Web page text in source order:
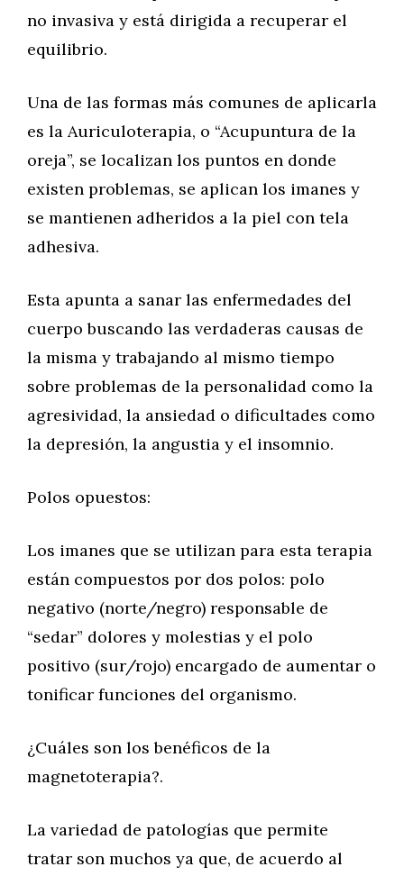
no invasiva y está dirigida a recuperar el
equilibrio.
Una de las formas más comunes de aplicarla
es la Auriculoterapia, o “Acupuntura de la
oreja”, se localizan los puntos en donde
existen problemas, se aplican los imanes y
se mantienen adheridos a la piel con tela
adhesiva.
Esta apunta a sanar las enfermedades del
cuerpo buscando las verdaderas causas de
la misma y trabajando al mismo tiempo
sobre problemas de la personalidad como la
agresividad, la ansiedad o dificultades como
la depresión, la angustia y el insomnio.
Polos opuestos:
Los imanes que se utilizan para esta terapia
están compuestos por dos polos: polo
negativo (norte/negro) responsable de
“sedar” dolores y molestias y el polo
positivo (sur/rojo) encargado de aumentar o
tonificar funciones del organismo.
¿Cuáles son los benéficos de la
magnetoterapia?.
La variedad de patologías que permite
tratar son muchos ya que, de acuerdo al